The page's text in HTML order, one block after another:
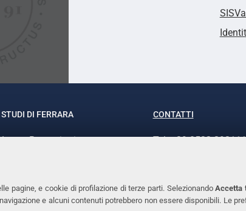
pagine, e cookie di profilazione di terze parti. SelezionandoAccetta
e alcuni contenuti potrebbero non essere disponibili. Le
DI FERRARA
Ramaciotti
CONTATTI
Tel. +39 0532 293111